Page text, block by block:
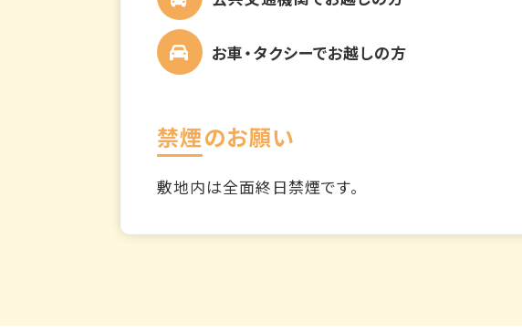
お車・タクシーでお越しの方
禁煙のお願い
敷地内は全面終日禁煙です。